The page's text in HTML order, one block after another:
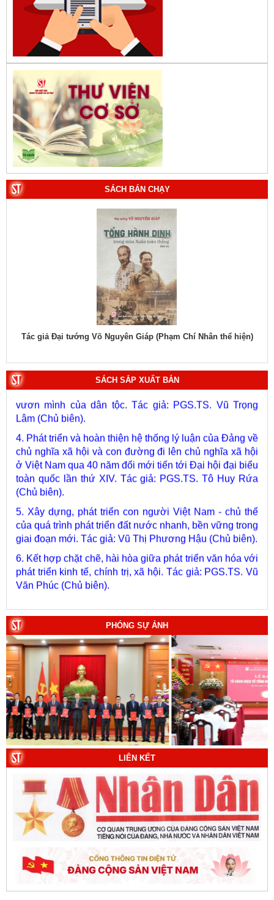
SÁCH BÁN CHẠY
Tác giả Đại tướng Võ Nguyên Giáp (Phạm Chí Nhân thể hiện)
SÁCH SẮP XUẤT BẢN
1. Bác Hồ ở Pháp. Tác giả: Bảo tàng Hồ Chí Minh.
2. Lịch sử Chính phủ (5 tập). Tác giả: Ban Chỉ đạo biên
3. Việt Nam: Từ kỷ nguyên dựng nước đến kỷ nguyên
vươn mình của dân tộc. Tác giả: PGS.TS. Vũ Trọng
Lâm (Chủ biên).
4. Phát triển và hoàn thiện hệ thống lý luận của Đảng về
chủ nghĩa xã hội và con đường đi lên chủ nghĩa xã hội
ở Việt Nam qua 40 năm đổi mới tiến tới Đại hội đại biểu
toàn quốc lần thứ XIV. Tác giả: PGS.TS. Tô Huy Rứa
(Chủ biên).
5. Xây dựng, phát triển con người Việt Nam - chủ thể
của quá trình phát triển đất nước nhanh, bền vững trong
giai đoạn mới. Tác giả: Vũ Thị Phương Hậu (Chủ biên).
6. Kết hợp chặt chẽ, hài hòa giữa phát triển văn hóa với
phát triển kinh tế, chính trị, xã hội. Tác giả: PGS.TS. Vũ
Văn Phúc (Chủ biên).
7. Chủ quyền của Việt Nam ở Hoàng Sa, Trường Sa
Tác giả: Thượng tướng, PGS.TS. Trần Quốc Tỏ (Chủ
biên).
8. Hà Nội - Thành phố Hồ Chí Minh: Dấu ấn lịch sử qua
từng khoảnh khắc (Song ngữ Việt - Anh). Tác giả: Tập
thể tác giả.
9. Đường Hồ Chí Minh trên biển - Bản hùng ca bất diệt
của dân tộc Việt Nam. Tác giả: TS. Vũ Trọng Hùng
(Viện Lịch sử Đảng).
10. Một vành đai, một con đường: Hành trình dài của
Trung Quốc đến năm 2049 (Sách tham khảo).
giả:Michael H. Glantz, Robert J. Ross và Gavin G.
Daugherty (Đồng tác giả).
PHÓNG SỰ ẢNH
LIÊN KẾT